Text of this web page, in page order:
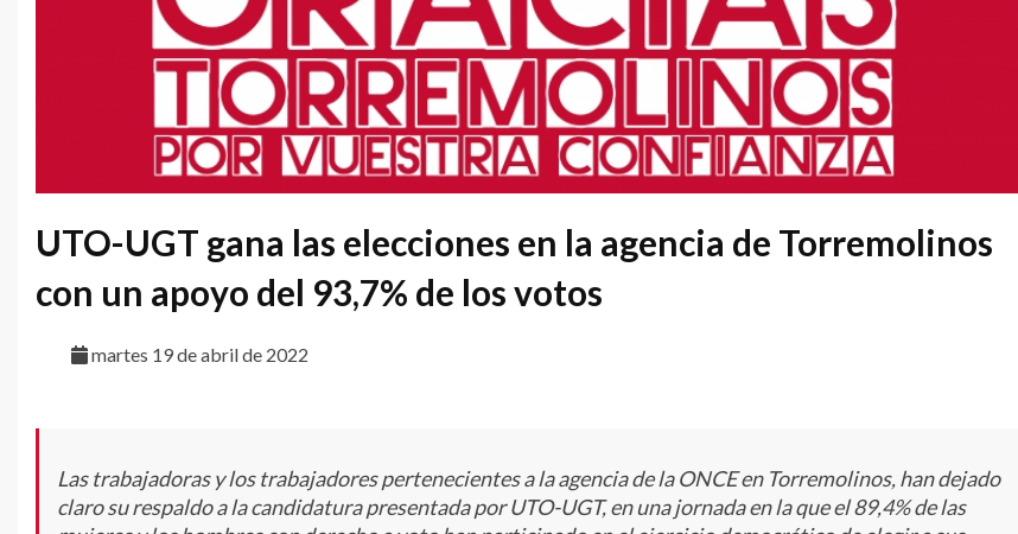
UTO-UGT gana las elecciones en la agencia de Torremolinos
con un apoyo del 93,7% de los votos
martes 19 de abril de 2022
Las trabajadoras y los trabajadores pertenecientes a la agencia de la ONCE en Torremolinos, han dejado
claro su respaldo a la candidatura presentada por UTO-UGT, en una jornada en la que el 89,4% de las